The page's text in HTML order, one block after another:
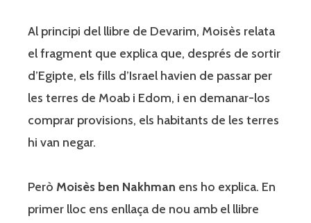
Al principi del llibre de Devarim, Moisès relata
el fragment que explica que, després de sortir
d’Egipte, els fills d’Israel havien de passar per
les terres de Moab i Edom, i en demanar-los
comprar provisions, els habitants de les terres
hi van negar.
Però Moisès ben Nakhman ens ho explica. En
primer lloc ens enllaça de nou amb el llibre